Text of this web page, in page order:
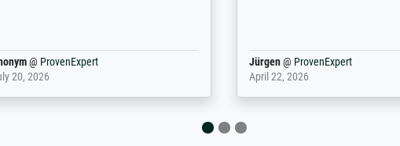
Vielen ...
@ProvenExpert
20, 2026
Anonym@ProvenExpert
August 12, 2025